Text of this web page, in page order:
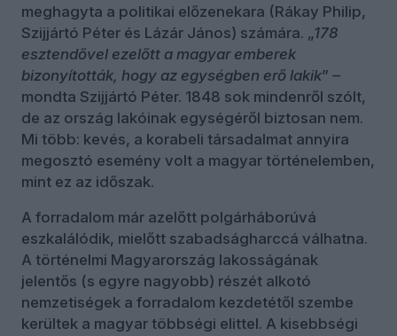
meghagyta a politikai előzenekara (Rákay Philip,
Szijjártó Péter és Lázár János) számára. „178
esztendővel ezelőtt a magyar emberek
bizonyították, hogy az egységben erő lakik” –
mondta Szijjártó Péter. 1848 sok mindenről szólt,
de az ország lakóinak egységéről biztosan nem.
Mi több: kevés, a korabeli társadalmat annyira
megosztó esemény volt a magyar történelemben,
mint ez az időszak.
A forradalom már azelőtt polgárháborúvá
eszkalálódik, mielőtt szabadságharccá válhatna.
A történelmi Magyarország lakosságának
jelentős (s egyre nagyobb) részét alkotó
nemzetiségek a forradalom kezdetétől szembe
kerültek a magyar többségi elittel. A kisebbségi